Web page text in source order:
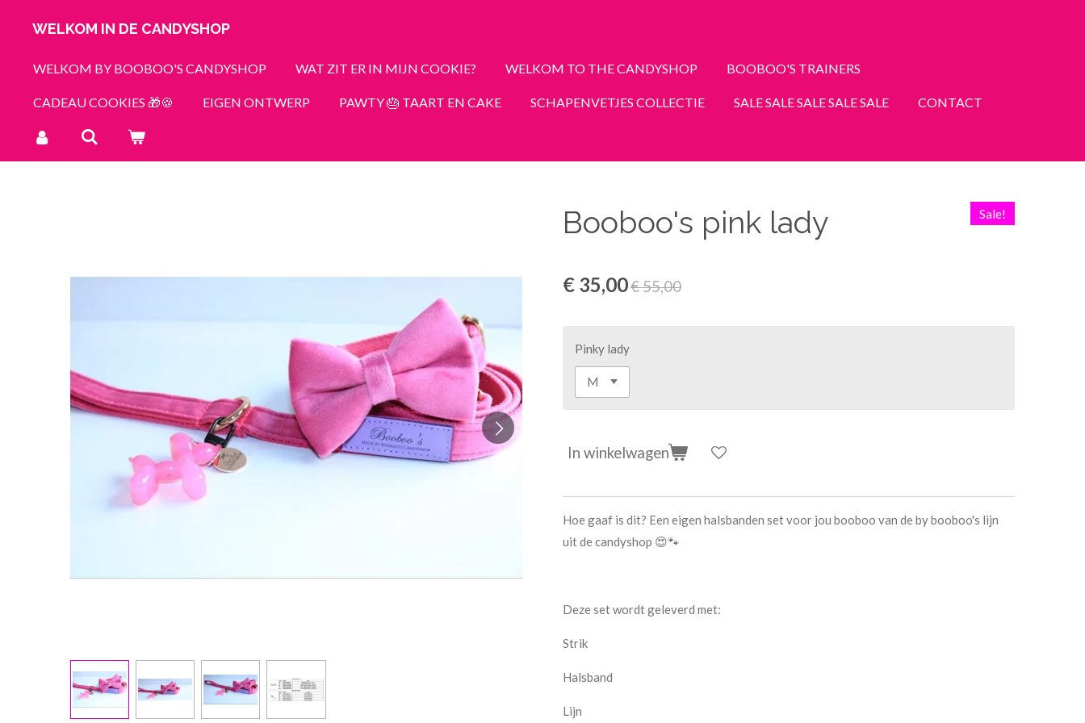
hoofdinhoud
WELKOM IN DE CANDYSHOP
WELKOM BY BOOBOO'S CANDYSHOP WAT ZIT ER IN MIJN COOKIE? WELKOM TO THE CANDYSHOP BOOBOO'S TRAINERS
CADEAU COOKIES 🎁🍪 EIGEN ONTWERP PAWTY 🎂 TAART EN CAKE SCHAPENVETJES COLLECTIE SALE SALE SALE SALE SALE CONTACT
Booboo's pink lady Sale!
€ 35,00€ 55,00
Pinky lady
In winkelwagen
Hoe gaaf is dit? Een eigen halsbanden set voor jou booboo van de by booboo's lijn
uit de candyshop 😍🐾
Deze set wordt geleverd met:
Strik
Halsband
Lijn